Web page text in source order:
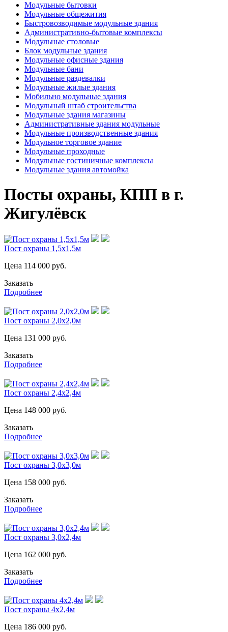
Модульные бытовки
Модульные общежития
Быстровозводимые модульные здания
Административно-бытовые комплексы
Модульные столовые
Блок модульные здания
Модульные офисные здания
Модульные бани
Модульные раздевалки
Модульные жилые здания
Мобильно модульные здания
Модульный штаб строительства
Модульные здания магазины
Административные здания модульные
Модульные производственные здания
Модульное торговое здание
Модульные проходные
Модульные гостиничные комплексы
Модульные здания автомойка
Посты охраны, КПП в г.
Жигулёвск
Пост охраны 1,5х1,5м
Цена 114 000 руб.
Заказать
Подробнее
Пост охраны 2,0х2,0м
Цена 131 000 руб.
Заказать
Подробнее
Пост охраны 2,4х2,4м
Цена 148 000 руб.
Заказать
Подробнее
Пост охраны 3,0х3,0м
Цена 158 000 руб.
Заказать
Подробнее
Пост охраны 3,0х2,4м
Цена 162 000 руб.
Заказать
Подробнее
Пост охраны 4х2,4м
Цена 186 000 руб.